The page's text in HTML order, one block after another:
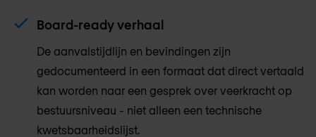
Board-ready verhaal
De aanvalstijdlijn en bevindingen zijn
gedocumenteerd in een formaat dat direct vertaald
kan worden naar een gesprek over veerkracht op
bestuursniveau - niet alleen een technische
kwetsbaarheidslijst.